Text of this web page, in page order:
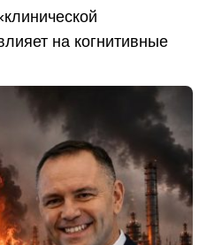
на когнитивные